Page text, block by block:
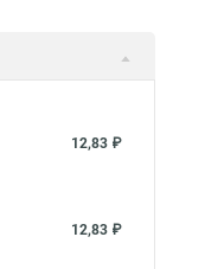
12,83 ₽
12,83 ₽